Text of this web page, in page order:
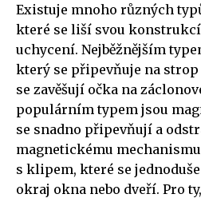
Existuje mnoho různých
které se liší svou konstrukcí
uchycení. Nejběžnějším
který se připevňuje na strop
se zavěšují očka na
populárním typem jsou
se snadno připevňují a
magnetickému
s klipem, které se
okraj okna nebo dveří. Pro